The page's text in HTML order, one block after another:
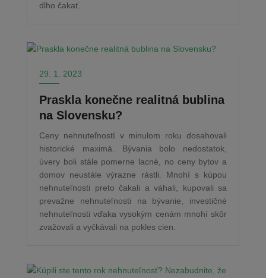
dlho čakať.
29. 1. 2023
Praskla konečne realitná bublina
na Slovensku?
Ceny nehnuteľností v minulom roku dosahovali
historické maximá. Bývania bolo nedostatok,
úvery boli stále pomerne lacné, no ceny bytov a
domov neustále výrazne rástli. Mnohí s kúpou
nehnuteľnosti preto čakali a váhali, kupovali sa
prevažne nehnuteľnosti na bývanie, investičné
nehnuteľnosti vďaka vysokým cenám mnohí skôr
zvažovali a vyčkávali na pokles cien.